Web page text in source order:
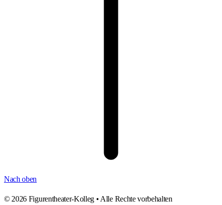
Nach oben
© 2026 Figurentheater-Kolleg • Alle Rechte vorbehalten